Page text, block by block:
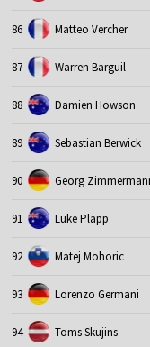
86 Matteo Vercher
87 Warren Barguil
88 Damien Howson
89 Sebastian Berwick
90 Georg
91 Luke Plapp
92 Matej Mohoric
93 Lorenzo Germani
94 Toms Skujins